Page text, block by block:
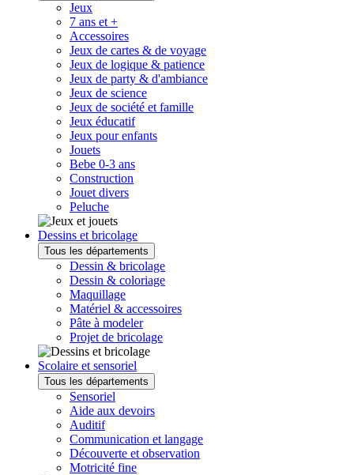
Jeux
7 ans et +
Accessoires
Jeux de cartes & de voyage
Jeux de logique & patience
Jeux de party & d'ambiance
Jeux de science
Jeux de société et famille
Jeux éducatif
Jeux pour enfants
Jouets
Bebe 0-3 ans
Construction
Jouet divers
Peluche
Dessins et bricolage
Tous les départements
Dessin & bricolage
Dessin & coloriage
Maquillage
Matériel & accessoires
Pâte à modeler
Projet de bricolage
Scolaire et sensoriel
Tous les départements
Sensoriel
Aide aux devoirs
Auditif
Communication et langage
Découverte et observation
Motricité fine